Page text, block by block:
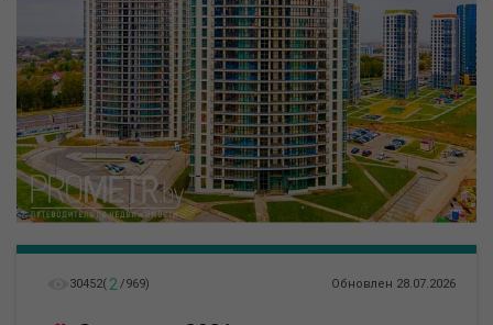
30452( 2 /969) Обновлен 28.07.2026